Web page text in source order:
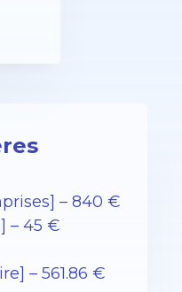
– 840 €
– 45 €
– 561.86 €